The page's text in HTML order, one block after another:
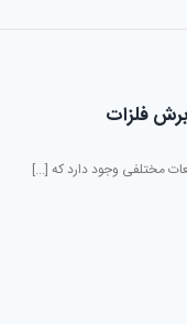
فلزات
مختلفی وجود دارد که [...]